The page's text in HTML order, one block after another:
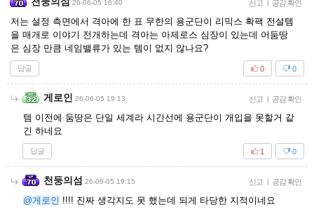
26-06-05 16:40 신고 | 공감 확인
저는 설정 측면에서 격아에 한 표 무한의 용군단이 리믹스 확팩 전설템
을 매개로 이야기 전개하는데 격아는 아제로스 심장이 있는데 어둠땅
은 심장 만큼 네임밸류가 있는 템이 없지 않나요?
답글 0
0
게로인 26-06-05 19:13 신고 | 공감 확인
템 이전에 둠땅은 단일 세계라 시간선에 용군단이 개입을 못할거 같
긴 하네요
답글 0
1
천둥의섬 26-06-05 19:15 신고 | 공감 확인
@게로인 !!!! 진짜 생각지도 못 했는데 되게 타당한 지적이네요